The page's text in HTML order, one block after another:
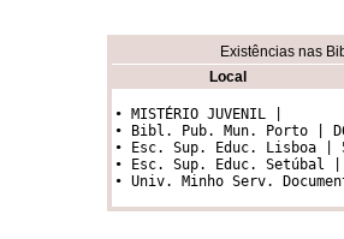
Existências nas
Local
• MISTÉRIO JUVENIL |
• Bibl. Pub. Mun. Porto |
• Esc. Sup. Educ. Lisboa |
• Esc. Sup. Educ. Setúbal |